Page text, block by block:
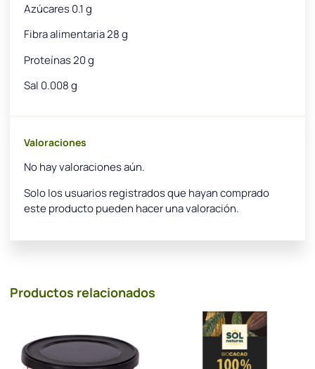
Azúcares 0.1 g
Fibra alimentaria 28 g
Proteínas 20 g
Sal 0.008 g
Valoraciones
No hay valoraciones aún.
Solo los usuarios registrados que hayan comprado
este producto pueden hacer una valoración.
Productos relacionados